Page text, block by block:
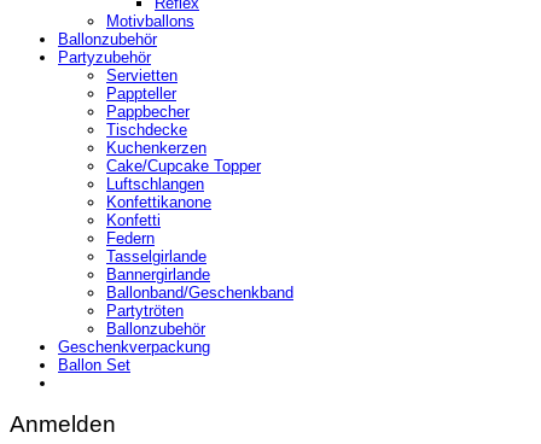
Motivballons
Ballonzubehör
Partyzubehör
Servietten
Pappteller
Pappbecher
Tischdecke
Kuchenkerzen
Cake/Cupcake Topper
Luftschlangen
Konfettikanone
Konfetti
Federn
Tasselgirlande
Bannergirlande
Ballonband/Geschenkband
Partytröten
Ballonzubehör
Geschenkverpackung
Ballon Set
Anmelden